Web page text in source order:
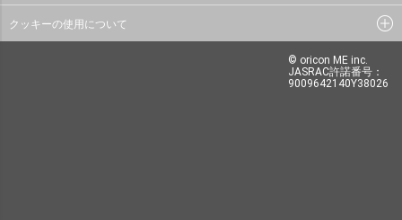
クッキーの使用について
© oricon ME inc.
JASRAC許諾番号：
9009642140Y38026